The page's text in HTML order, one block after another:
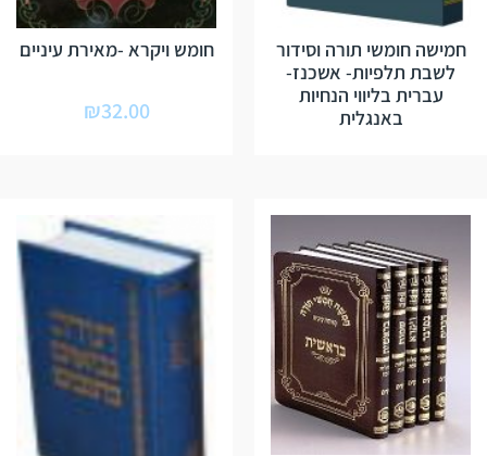
חמישה חומשי תורה וסידור
לשבת תלפיות- אשכנז-
עברית בליווי הנחיות
באנגלית
חומש ויקרא -מאירת עיניים
₪32.00